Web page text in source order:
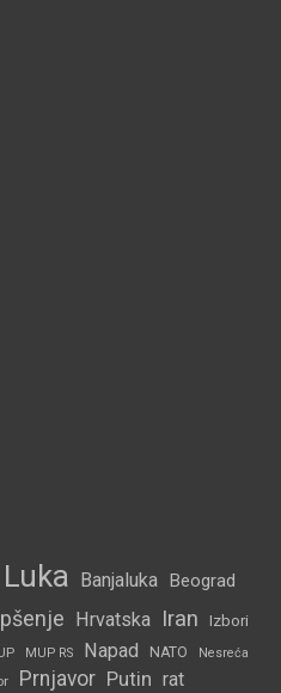
Banjaluka Beograd
Hrvatska Iran Izbori
MUP RS Napad NATO Nesreća
Prnjavor Putin rat